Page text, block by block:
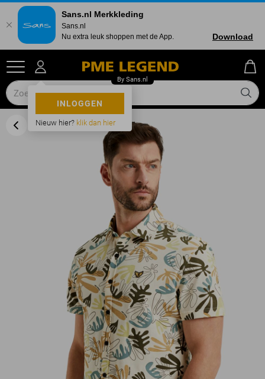
INLOGGEN
Nieuw hier? klik dan hier
Sans.nl Merkkleding
Sans.nl
Nu extra leuk shoppen met de App.
Download